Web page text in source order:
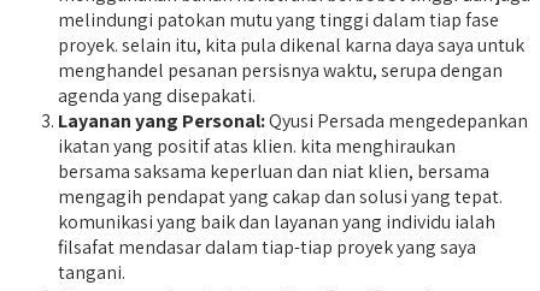
melindungi patokan mutu yang tinggi dalam tiap fase
proyek. selain itu, kita pula dikenal karna daya saya untuk
menghandel pesanan persisnya waktu, serupa dengan
agenda yang disepakati.
Layanan yang Personal:Qyusi Persada mengedepankan
ikatan yang positif atas klien. kita menghiraukan
bersama saksama keperluan dan niat klien, bersama
mengagih pendapat yang cakap dan solusi yang tepat.
komunikasi yang baik dan layanan yang individu ialah
filsafat mendasar dalam tiap-tiap proyek yang saya
tangani.